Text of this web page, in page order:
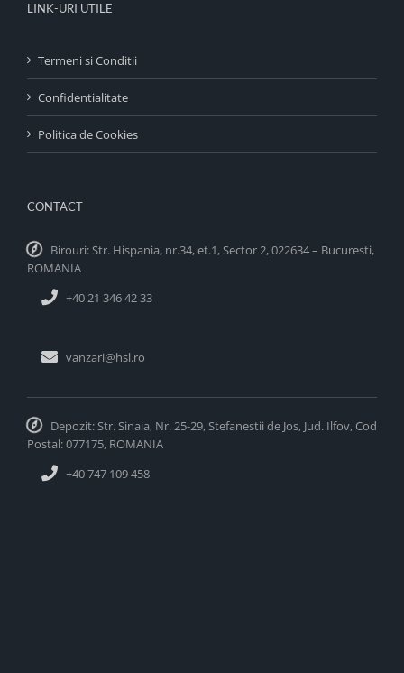
LINK-URI UTILE
Termeni si Conditii
Confidentialitate
Politica de Cookies
CONTACT
Birouri: Str. Hispania, nr.34, et.1, Sector 2, 022634 – Bucuresti,
ROMANIA
+40 21 346 42 33
vanzari@hsl.ro
Depozit: Str. Sinaia, Nr. 25-29, Stefanestii de Jos, Jud. Ilfov, Cod
Postal: 077175, ROMANIA
+40 747 109 458